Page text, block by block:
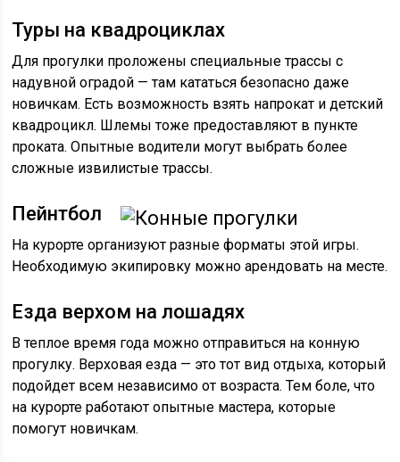
Туры на квадроциклах
Для прогулки проложены специальные трассы с
надувной оградой — там кататься безопасно даже
новичкам. Есть возможность взять напрокат и детский
квадроцикл. Шлемы тоже предоставляют в пункте
проката. Опытные водители могут выбрать более
сложные извилистые трассы.
Пейнтбол
На курорте организуют разные форматы этой игры.
Необходимую экипировку можно арендовать на месте.
Езда верхом на лошадях
В теплое время года можно отправиться на конную
прогулку. Верховая езда — это тот вид отдыха, который
подойдет всем независимо от возраста. Тем боле, что
на курорте работают опытные мастера, которые
помогут новичкам.